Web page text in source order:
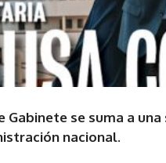
Gabinete se suma a
nacional.